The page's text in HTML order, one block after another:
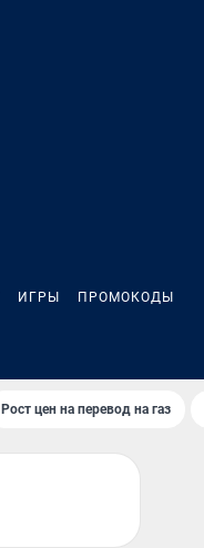
ИГРЫ ПРОМОКОДЫ
Рост цен на перевод на газ